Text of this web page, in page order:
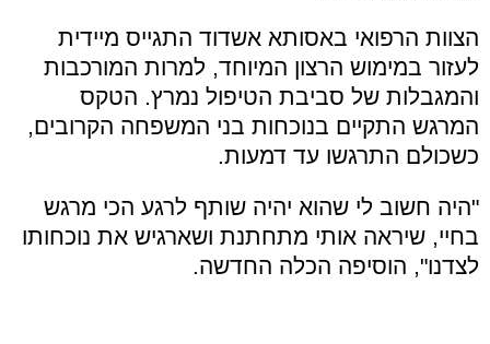
הצוות הרפואי באסותא אשדוד התגייס מיידית
לעזור במימוש הרצון המיוחד, למרות המורכבות
והמגבלות של סביבת הטיפול נמרץ. הטקס
המרגש התקיים בנוכחות בני המשפחה הקרובים,
כשכולם התרגשו עד דמעות.
"היה חשוב לי שהוא יהיה שותף לרגע הכי מרגש
בחיי, שיראה אותי מתחתנת ושארגיש את נוכחותו
לצדנו", הוסיפה הכלה החדשה.